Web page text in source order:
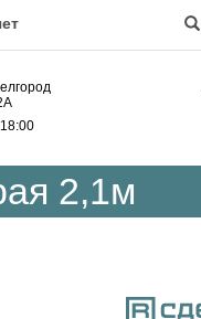
2,1м